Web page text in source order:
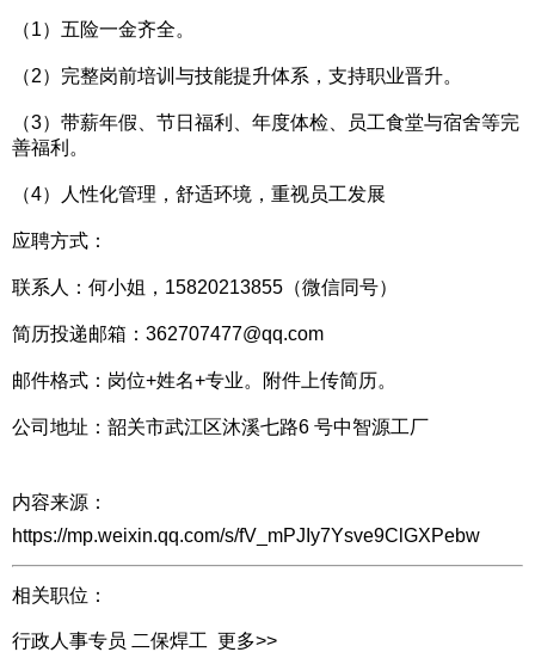
（1）五险一金齐全。
（2）完整岗前培训与技能提升体系，支持职业晋升。
（3）带薪年假、节日福利、年度体检、员工食堂与宿舍等完
善福利。
（4）人性化管理，舒适环境，重视员工发展
应聘方式：
联系人：何小姐，15820213855（微信同号）
简历投递邮箱：362707477@qq.com
邮件格式：岗位+姓名+专业。附件上传简历。
公司地址：韶关市武江区沐溪七路6 号中智源工厂
内容来源：
https://mp.weixin.qq.com/s/fV_mPJIy7Ysve9ClGXPebw
相关职位：
行政人事专员 二保焊工 更多>>